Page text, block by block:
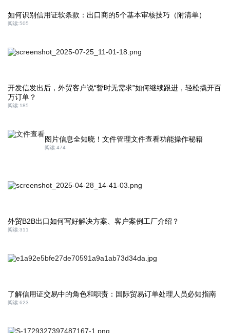
如何识别信用证软条款：出口商的5个基本审核技巧（附清单）
阅读:505
开发信发出后，外贸客户说“暂时无需求”如何继续跟进，轻松撬开百
万订单？
阅读:185
图片信息全知晓！文件管理文件查看功能操作秘籍
阅读:474
外贸B2B出口如何写好解决方案、客户案例工厂介绍？
阅读:311
了解信用证交易中的角色和职责：国际贸易订单处理人员必知指南
阅读:623